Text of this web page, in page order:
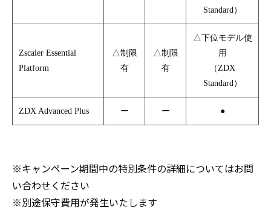
Standard）
Zscaler Essential
Platform
△制限
有
△制限
有
△下位モデル使
用
（ZDX
Standard）
ZDX Advanced Plus ー ー ●
※キャンペーン期間中の特別条件の詳細についてはお問
い合わせください
※別途保守費用が発生いたします